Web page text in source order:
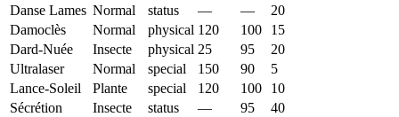
Danse Lames Normal status — —
20
Damoclès
Normal physical 120 100
15
Dard-Nuée
Insecte physical 25 95
20
Ultralaser
Normal special 150 90
5
Lance-Soleil
Plante special 120 100
10
Sécrétion
Insecte status — 95
40